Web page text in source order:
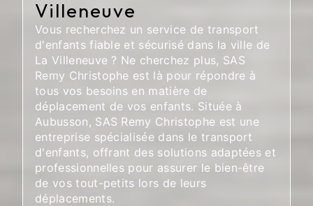
Villeneuve
Vous recherchez un service de transport
d'enfants fiable et sécurisé dans la ville de
La Villeneuve ? Ne cherchez plus, SAS
Remy Christophe est là pour répondre à
tous vos besoins en matière de
déplacement de vos enfants. Située à
Aubusson, SAS Remy Christophe est une
entreprise spécialisée dans le transport
d'enfants, offrant des solutions adaptées et
professionnelles pour assurer le bien-être
de vos tout-petits lors de leurs
déplacements.